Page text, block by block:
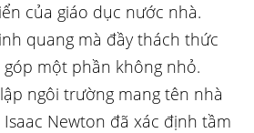
của giáo dục nước nhà.
quang mà đầy thách thức
một phần không nhỏ.
ngôi trường mang tên nhà
Newton đã xác định tầm